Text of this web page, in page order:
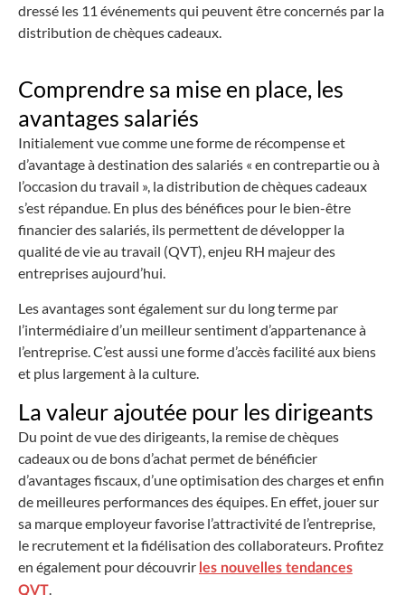
dressé les 11 événements qui peuvent être concernés par la
distribution de chèques cadeaux.
Comprendre sa mise en place, les
avantages salariés
Initialement vue comme une forme de récompense et
d’avantage à destination des salariés « en contrepartie ou à
l’occasion du travail », la distribution de chèques cadeaux
s’est répandue. En plus des bénéfices pour le bien-être
financier des salariés, ils permettent de développer la
qualité de vie au travail (QVT), enjeu RH majeur des
entreprises aujourd’hui.
Les avantages sont également sur du long terme par
l’intermédiaire d’un meilleur sentiment d’appartenance à
l’entreprise. C’est aussi une forme d’accès facilité aux biens
et plus largement à la culture.
La valeur ajoutée pour les dirigeants
Du point de vue desdirigeants, la remise de chèques
cadeaux ou de bons d’achat permet de bénéficier
d’avantages fiscaux, d’une optimisation des charges et enfin
de meilleures performances des équipes. En effet, jouer sur
sa marque employeur favorise l’attractivité de l’entreprise,
le recrutement et la fidélisation des collaborateurs. Profitez
en également pour découvrir les nouvelles tendances
QVT.